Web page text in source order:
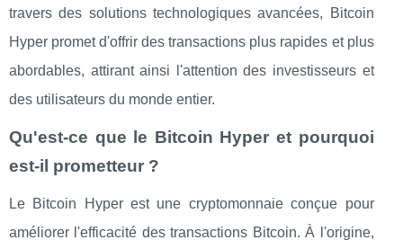
travers des solutions technologiques avancées, Bitcoin
Hyper promet d'offrir des transactions plus rapides et plus
abordables, attirant ainsi l'attention des investisseurs et
des utilisateurs du monde entier.
Qu'est-ce que le Bitcoin Hyper et pourquoi
est-il prometteur ?
Le Bitcoin Hyper est une cryptomonnaie conçue pour
améliorer l'efficacité des transactions Bitcoin. À l'origine,